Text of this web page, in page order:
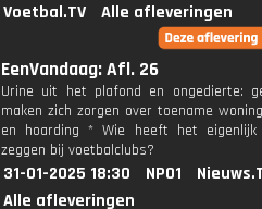
Voetbal.TV
Alle afleveringen
EenVandaag: Afl. 26
Urine uit het plafond en ongedierte:
maken zich zorgen over toename
en hoarding * Wie heeft het
zeggen bij voetbalclubs?
31-01-2025 18:30 NPO1
Alle afleveringen